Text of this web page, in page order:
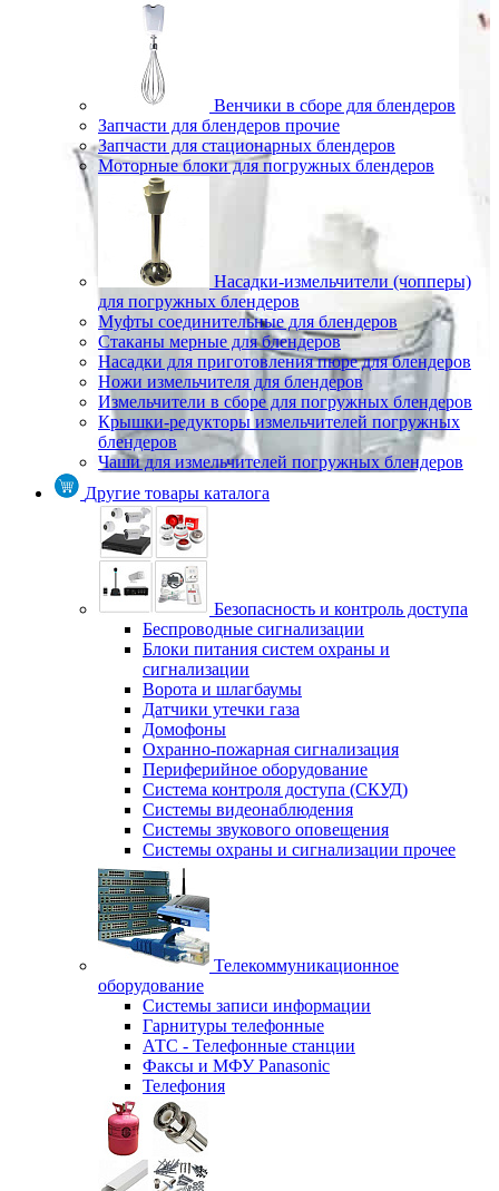
Венчики в сборе для блендеров
Запчасти для блендеров прочие
Запчасти для стационарных блендеров
Моторные блоки для погружных блендеров
Насадки-измельчители (чопперы)
для погружных блендеров
Муфты соединительные для блендеров
Стаканы мерные для блендеров
Насадки для приготовления пюре для блендеров
Ножи измельчителя для блендеров
Измельчители в сборе для погружных блендеров
Крышки-редукторы измельчителей погружных
блендеров
Чаши для измельчителей погружных блендеров
Другие товары каталога
Безопасность и контроль доступа
Беспроводные сигнализации
Блоки питания систем охраны и
сигнализации
Ворота и шлагбаумы
Датчики утечки газа
Домофоны
Охранно-пожарная сигнализация
Периферийное оборудование
Система контроля доступа (СКУД)
Системы видеонаблюдения
Системы звукового оповещения
Системы охраны и сигнализации прочее
Телекоммуникационное
оборудование
Системы записи информации
Гарнитуры телефонные
АТС - Телефонные станции
Факсы и МФУ Panasonic
Телефония